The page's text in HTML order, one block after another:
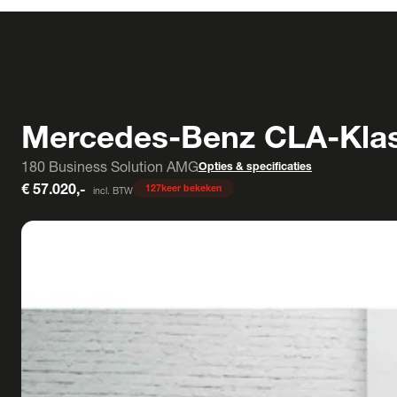
Mercedes-Benz CLA-
180 Business Solution AMGOpties & specificaties
€ 57.020,- incl. BTW 127keer bekeken